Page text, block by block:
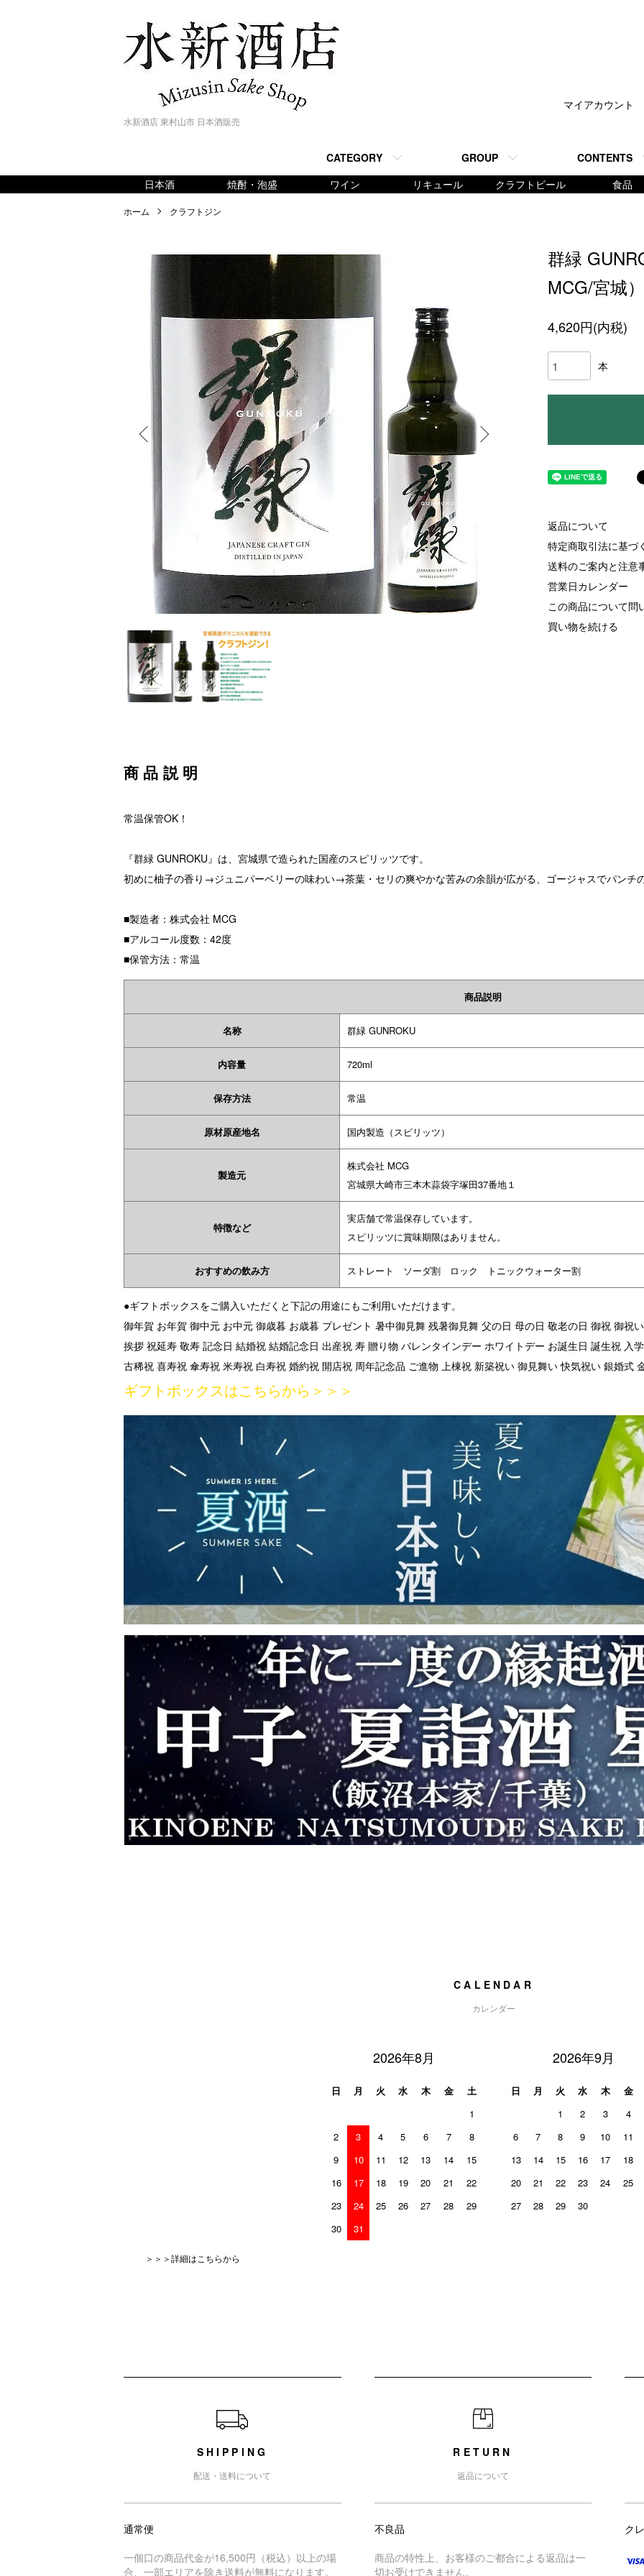
水新酒店 東村山市 日本酒販売
CATEGORY GROUP CONTENTS
マイアカウント
日本酒 焼酎・泡盛 ワイン リキュール クラフトビール 食品
ホーム クラフトジン
群緑
MCG/宮城
4,620円(内税)
本
返品について
特定商取引法に基づ
送料のご案内と注意
営業日カレンダー
この商品について問
買い物を続ける
商品説明
常温保管OK！
『群緑 GUNROKU』は、宮城県で造られた国産のスピリッツです。
初めに柚子の香り→ジュニパーベリーの味わい→茶葉・セリの爽やかな苦みの余韻が広がる、ゴージャスでパンチの
■製造者：株式会社 MCG
■アルコール度数：42度
■保管方法：常温
商品説明
名称 群緑 GUNROKU
内容量 720ml
保存方法 常温
原材原産地名 国内製造（スピリッツ）
製造元
株式会社 MCG
宮城県大崎市三本木蒜袋字塚田37番地１
特徴など
実店舗で常温保存しています。
スピリッツに賞味期限はありません。
おすすめの飲み方 ストレート ソーダ割 ロック トニックウォーター割
●ギフトボックスをご購入いただくと下記の用途にもご利用いただけます。
御年賀 お年賀 御中元 お中元 御歳暮 お歳暮 プレゼント 暑中御見舞 残暑御見舞 父の日 母の日 敬老の日 御祝 御祝
挨拶 祝延寿 敬寿 記念日 結婚祝 結婚記念日 出産祝 寿 贈り物 バレンタインデー ホワイトデー お誕生日 誕生祝 入
古稀祝 喜寿祝 傘寿祝 米寿祝 白寿祝 婚約祝 開店祝 周年記念品 ご進物 上棟祝 新築祝い 御見舞い 快気祝い 銀婚式
ギフトボックスはこちらから＞＞＞
CALENDAR
カレンダー
2026年8月
日 月 火 水 木 金
土
1
2
3 4 5 6 7
8
9
10 11 12 13 14
15
16
17 18 19 20 21
22
23
24 25 26 27 28
29
30
31
2026年9月
日 月 火 水 木 金
1
2 3 4
6
7 8 9 10 11
13
14 15 16 17 18
20
21 22 23 24 25
27
28 29 30
＞＞＞詳細はこちらから
SHIPPING
配送・送料について
通常便
一個口の商品代金が16,500円（税込）以上の場
合、一部エリアを除き送料が無料になります。
RETURN
返品について
不良品
商品の特性上、お客様のご都合による返品は一
切お受けできません。
ク